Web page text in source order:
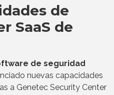
de
SaaS de
de seguridad
nuevas capacidades
a Genetec Security Center